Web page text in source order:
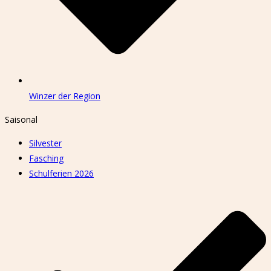
Winzer der Region
Saisonal
Silvester
Fasching
Schulferien 2026